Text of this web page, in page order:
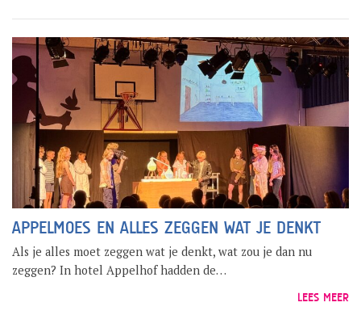
APPELMOES EN ALLES ZEGGEN WAT JE DENKT
Als je alles moet zeggen wat je denkt, wat zou je dan nu
zeggen? In hotel Appelhof hadden de…
LEES MEER